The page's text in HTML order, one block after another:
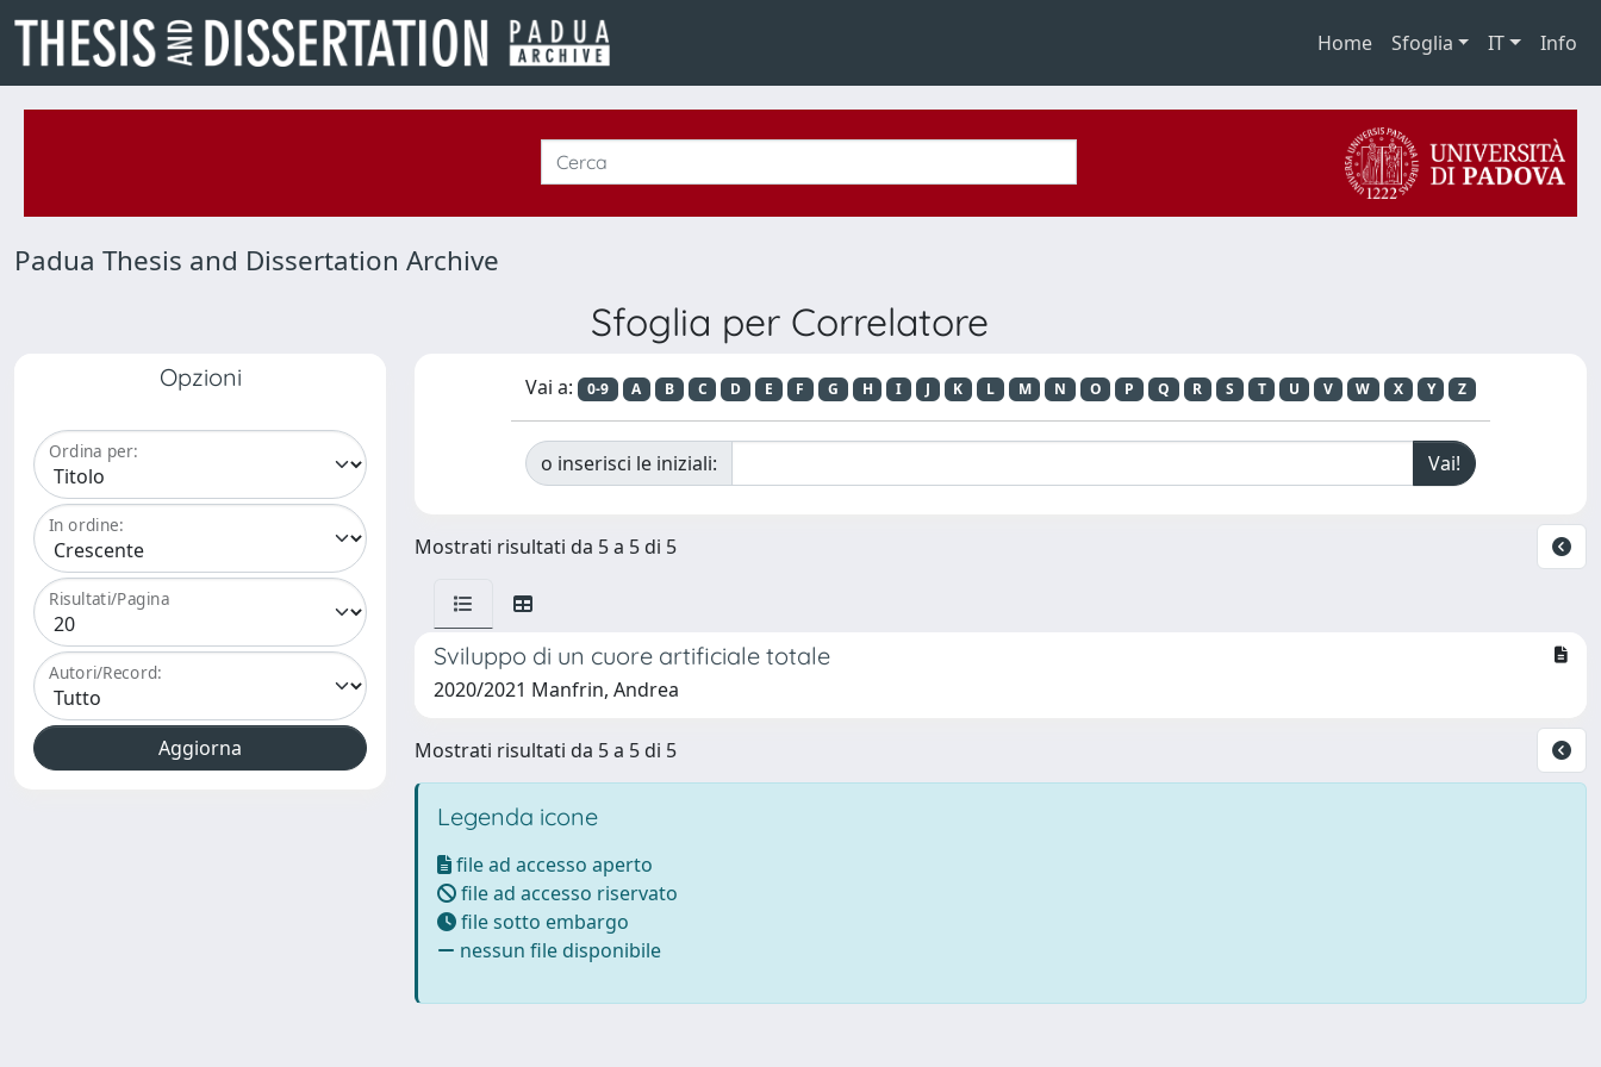
Home Sfoglia IT Info
Padua Thesis and Dissertation Archive
Sfoglia per Correlatore
Opzioni
Ordina per:
In ordine:
Risultati/Pagina
Autori/Record:
Vai a: 0-9 A B C D E F G H I J K L M N O P Q R S T U V W X Y Z
o inserisci le iniziali:
Mostrati risultati da 5 a 5 di 5
Sviluppo di un cuore artificiale totale
2020/2021 Manfrin, Andrea
Mostrati risultati da 5 a 5 di 5
Legenda icone
file ad accesso aperto
file ad accesso riservato
file sotto embargo
nessun file disponibile